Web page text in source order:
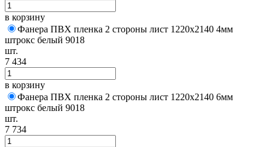
в корзину
Фанера ПВХ пленка 2 стороны лист 1220х2140 4мм
штрокс белый 9018
шт.
7 434
в корзину
Фанера ПВХ пленка 2 стороны лист 1220х2140 6мм
штрокс белый 9018
шт.
7 734